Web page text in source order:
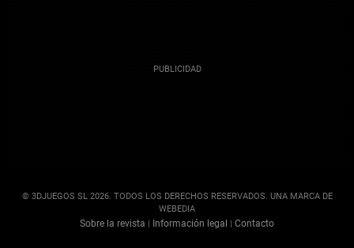
© 3DJUEGOS SL 2026. TODOS LOS DERECHOS RESERVADOS. UNA MARCA DE
WEBEDIA
Sobre la revista Información legal Contacto